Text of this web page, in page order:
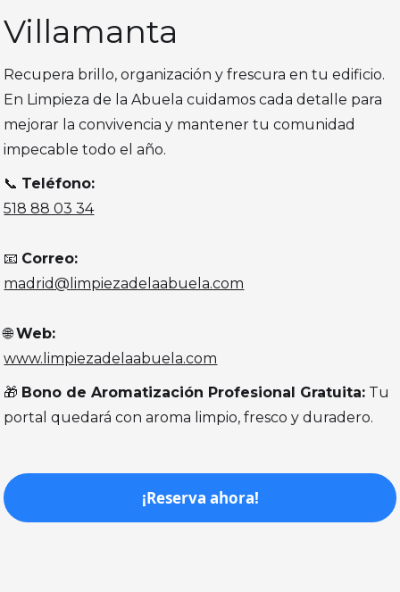
Villamanta
Recupera brillo, organización y frescura en tu edificio.
En Limpieza de la Abuela cuidamos cada detalle para
mejorar la convivencia y mantener tu comunidad
impecable todo el año.
📞 Teléfono:
518 88 03 34
📧 Correo:
madrid@limpiezadelaabuela.com
🌐Web:
www.limpiezadelaabuela.com
🎁 Bono de Aromatización Profesional Gratuita: Tu
portal quedará con aroma limpio, fresco y duradero.
¡Reserva ahora!